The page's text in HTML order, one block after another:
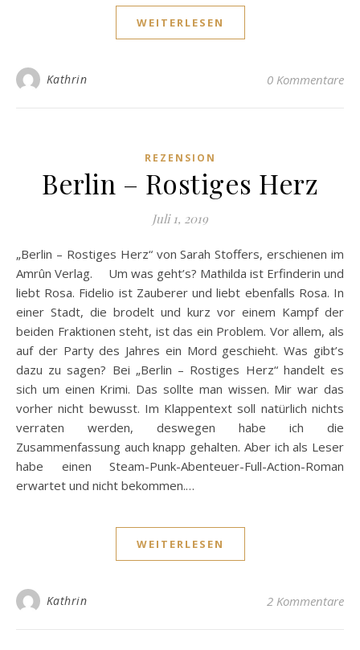
WEITERLESEN
Kathrin 0 Kommentare
REZENSION
Berlin – Rostiges Herz
Juli 1, 2019
„Berlin – Rostiges Herz“ von Sarah Stoffers, erschienen im
Amrûn Verlag. Um was geht’s? Mathilda ist Erfinderin und
liebt Rosa. Fidelio ist Zauberer und liebt ebenfalls Rosa. In
einer Stadt, die brodelt und kurz vor einem Kampf der
beiden Fraktionen steht, ist das ein Problem. Vor allem, als
auf der Party des Jahres ein Mord geschieht. Was gibt’s
dazu zu sagen? Bei „Berlin – Rostiges Herz“ handelt es
sich um einen Krimi. Das sollte man wissen. Mir war das
vorher nicht bewusst. Im Klappentext soll natürlich nichts
verraten werden, deswegen habe ich die
Zusammenfassung auch knapp gehalten. Aber ich als Leser
habe einen Steam-Punk-Abenteuer-Full-Action-Roman
erwartet und nicht bekommen.…
WEITERLESEN
Kathrin 2 Kommentare